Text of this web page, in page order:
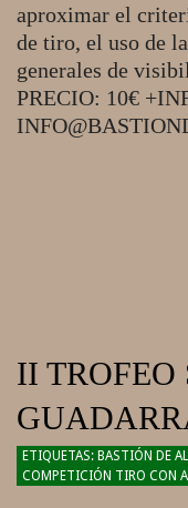
aproximar el
de tiro, el uso de
generales de
PRECIO: 10€
II TROFEO
2018-
05-
BASTIÓN DE
COMPETICIÓN TIRO CON